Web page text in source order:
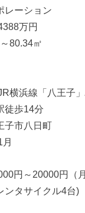
レーション
万円
80.34㎡
横浜線「八王子
徒歩14分
子市八日町
円～20000円（月
ンタサイクル4台